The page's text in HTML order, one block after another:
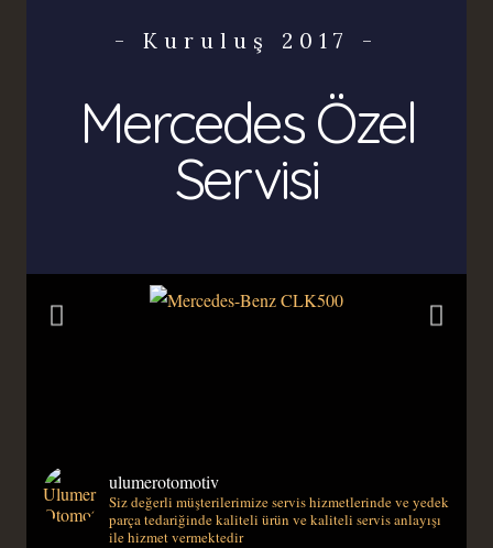
- Kuruluş 2017 -
Mercedes Özel
Servisi
ulumerotomotiv
Siz değerli müşterilerimize servis hizmetlerinde ve yedek
parça tedariğinde kaliteli ürün ve kaliteli servis anlayışı
ile hizmet vermektedir